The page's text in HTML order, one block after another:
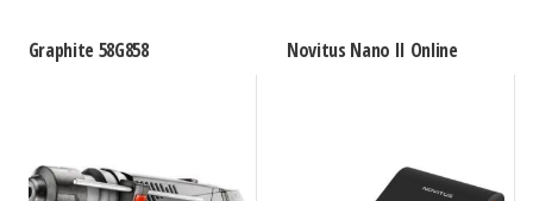
Graphite 58G858 Novitus Nano II Online